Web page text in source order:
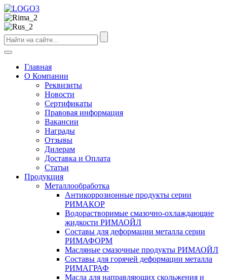
Главная
О Компании
Реквизиты
Новости
Сертификаты
Правовая информация
Вакансии
Награды
Отзывы
Дилерам
Доставка и Оплата
Статьи
Продукция
Металлообработка
Антикоррозионные продукты серии
РИМАКОР
Водорастворимые смазочно-охлаждающие
жидкости РИМАОЙЛ
Составы для деформации металла серии
РИМАФОРМ
Масляные смазочные продукты РИМАОЙЛ
Составы для горячей деформации металла
РИМАГРАФ
Масла для направляющих скольжения и